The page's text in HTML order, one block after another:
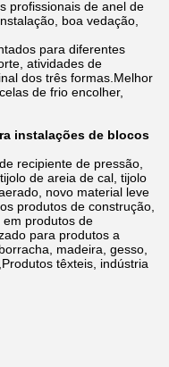
profissionais de anel de
boa vedação,
para diferentes
atividades de
dos três formas.Melhor
de frio encolher,
instalações de blocos
recipiente de pressão,
de areia de cal, tijolo
novo material leve
produtos de construção,
produtos de
para produtos a
madeira, gesso,
têxteis, indústria